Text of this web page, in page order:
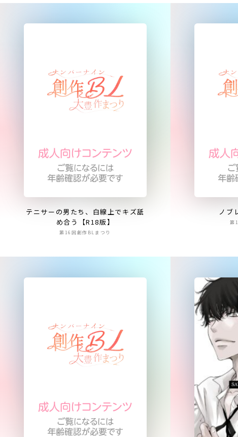
テニサーの男たち、白線上でキズ舐
め合う【R18版】
第16回創作BLまつり
ノブ
第